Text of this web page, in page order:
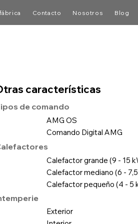
Contacto Nosotros Blog
características
de comando
AMG OS
Comando Digital AMG
Calefactor grande (9 - 15
Calefactor mediano (6 -
Calefactor pequeño (4 - 5
Exterior